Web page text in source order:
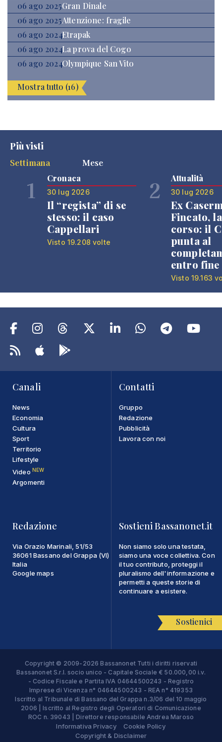
06 ago 2025Gran Dinale
06 ago 2025Attenzione: fragile
06 ago 2024Etrapak
06 ago 2024La prova del Cogo
06 ago 2024Olympique San Vito
Mostra tutto (16)
Più visti
Settimana
Mese
1 Cronaca
30 lug 2026
Il “regista” di se
stesso: il caso
Cappellari
Visto 19.208 volte
2 Attualità
30 lug 2026
Ex
Fincato,
corso: il
punta al
entro fine
Visto 19.163
Canali
News
Economia
Cultura
Sport
Territorio
Lifestyle
Video NEW
Argomenti
Contatti
Gruppo
Redazione
Pubblicità
Lavora con noi
Redazione
Via Orazio Marinali, 51/53
36061 Bassano del Grappa (VI)
Italia
Google maps
Sostieni Bassanonet.it
Non siamo solo una testata,
siamo una voce collettiva. Con
il tuo contributo, proteggi il
pluralismo dell'informazione e
permetti a queste storie di
continuare a esistere.
Sostienici
Copyright © 2009-2026 Bassanonet Tutti i diritti riservati
Bassanonet S.r.l. socio unico - Capitale Sociale € 50.000,00 i.v.
- Codice Fiscale e Partita IVA 04644500243 - Registro
Imprese di Vicenza n° 04644500243 - REA n° 419353
Iscritto al Tribunale di Bassano del Grappa n.3/06 del 10 maggio
2006 | Iscritto al Registro degli Operatori di Comunicazione
ROC n. 39043 | Direttore responsabile Andrea Maroso
Informativa Privacy
Cookie Policy
Copyright & Disclaimer